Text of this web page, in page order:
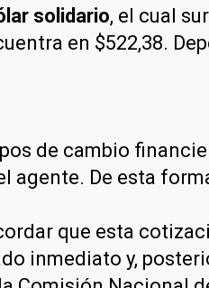
solidario, el cual
en $522,38.
de cambio
agente. De esta
que esta
inmediato y,